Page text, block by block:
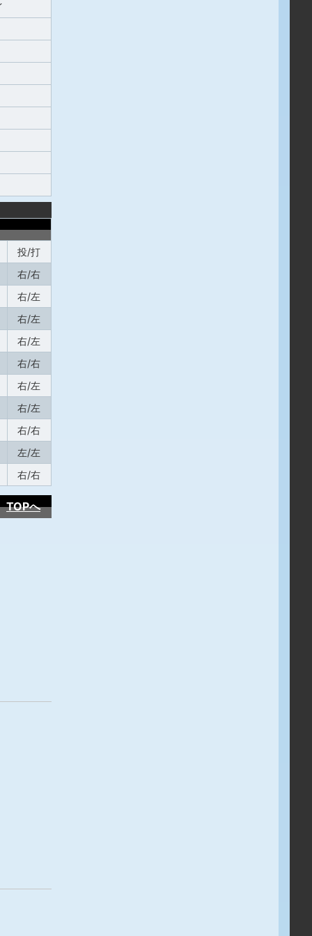
投/打
右/右
右/左
右/左
右/左
右/右
右/左
右/左
右/右
左/左
右/右
TOPへ